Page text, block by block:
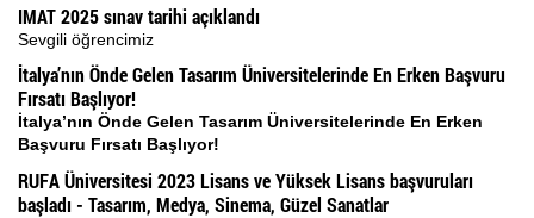
IMAT 2025 sınav tarihi açıklandı
Sevgili öğrencimiz
İtalya’nın Önde Gelen Tasarım Üniversitelerinde En Erken Başvuru
Fırsatı Başlıyor!
İtalya’nın Önde Gelen Tasarım Üniversitelerinde En Erken
Başvuru Fırsatı Başlıyor!
RUFA Üniversitesi 2023 Lisans ve Yüksek Lisans başvuruları
başladı - Tasarım, Medya, Sinema, Güzel Sanatlar